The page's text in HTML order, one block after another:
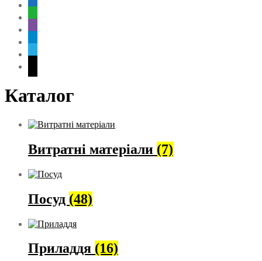
Каталог
Витратні матеріали (7)
Посуд (48)
Приладдя (16)